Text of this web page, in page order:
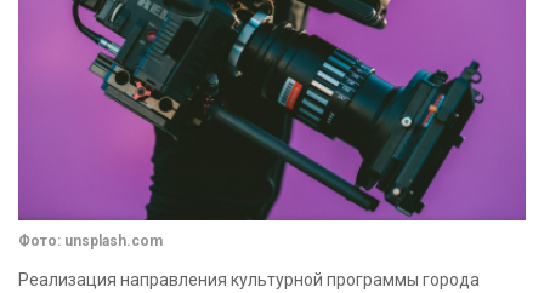
Фото: unsplash.com
Реализация направления культурной программы города